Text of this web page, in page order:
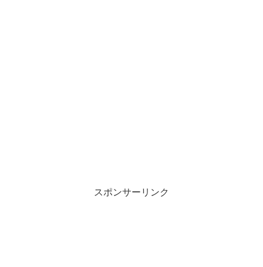
スポンサーリンク